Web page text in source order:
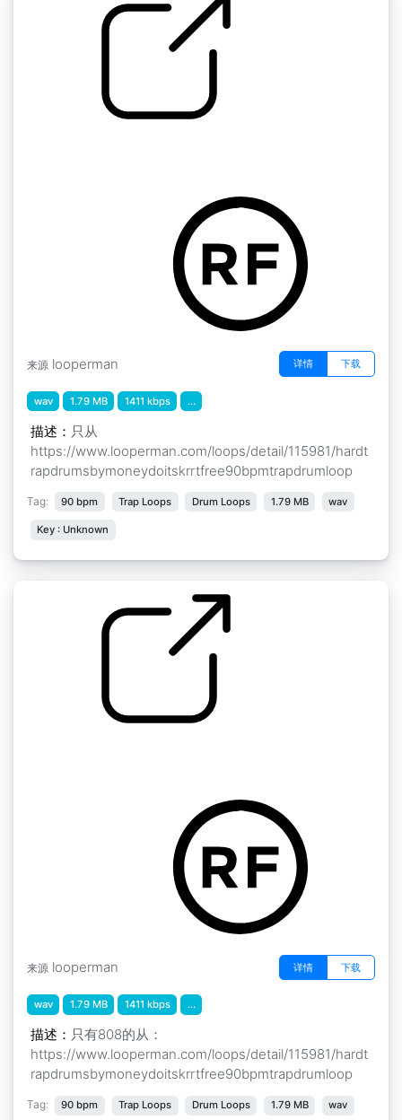
来源 looperman 详情 下载
wav 1.79 MB 1411 kbps ...
描述： 只从
https://www.looperman.com/loops/detail/115981/hardt
rapdrumsbymoneydoitskrrtfree90bpmtrapdrumloop
Tag: 90 bpm Trap Loops Drum Loops 1.79 MB wav
Key : Unknown
来源 looperman 详情 下载
wav 1.79 MB 1411 kbps ...
描述： 只有808的从：
https://www.looperman.com/loops/detail/115981/hardt
rapdrumsbymoneydoitskrrtfree90bpmtrapdrumloop
Tag: 90 bpm Trap Loops Drum Loops 1.79 MB wav